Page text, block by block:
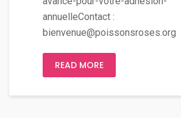
annuelleContact :
bienvenue@poissonsroses.org
READ MORE